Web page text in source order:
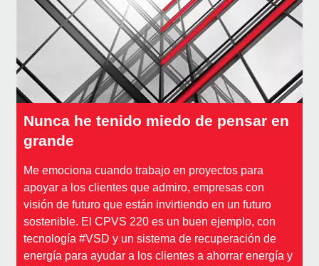
Nunca he tenido miedo de pensar en
grande
Me emociona cuando trabajo en proyectos para
apoyar a los clientes que admiro, empresas con
visión de futuro que están invirtiendo en un futuro
sostenible. El CPVS 220 es un buen ejemplo, con
tecnología #VSD y un sistema de recuperación de
energía para ayudar a los clientes a ahorrar energía y